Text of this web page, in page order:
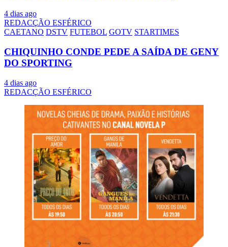
4 dias ago
REDACÇÃO ESFÉRICO
CAETANO DSTV FUTEBOL GOTV STARTIMES
CHIQUINHO CONDE PEDE A SAÍDA DE GENY
DO SPORTING
4 dias ago
REDACÇÃO ESFÉRICO